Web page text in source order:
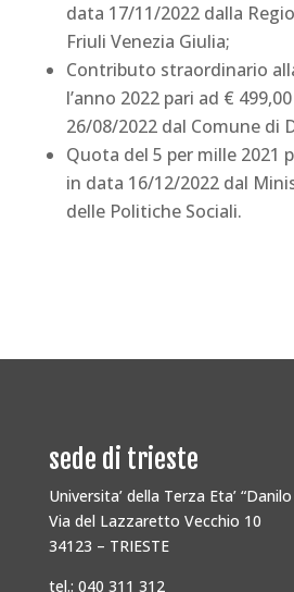
data 17/11/2022 dalla
Friuli Venezia Giulia;
Contributo straordinario
l’anno 2022 pari ad €
26/08/2022 dal Comune di
Quota del 5 per mille 2021
in data 16/12/2022 dal
delle Politiche Sociali.
sede di trieste
Universita’ della Terza Eta’
Via del Lazzaretto Vecchio 10
34123 – TRIESTE
tel.: 040 311 312